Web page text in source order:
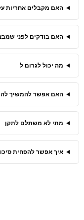
האם מקבלים אחריות
האם בודקים לפני
מה יכול לגרום ל
האם אפשר להמשיך
מתי לא משתלם לתקן
איך אפשר להפחית